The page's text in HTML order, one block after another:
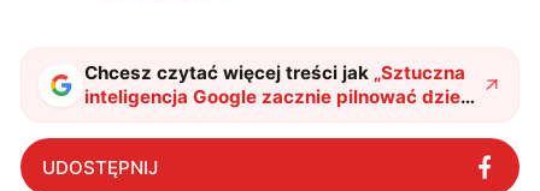
Chcesz czytać więcej treści jak „Sztuczna
inteligencja Google zacznie pilnować dzieci
w sieci. Algorytm przeanalizuje twoją
aktywność online"?
UDOSTĘPNIJ